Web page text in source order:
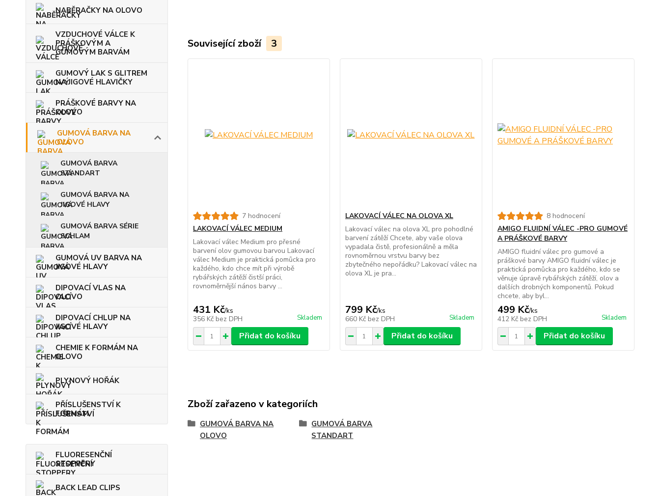
NABĚRAČKY NA OLOVO
VZDUCHOVÉ VÁLCE K
PRÁŠKOVÝM A
GUMOVÝM BARVÁM
GUMOVÝ LAK S GLITREM
NA JIGOVÉ HLAVIČKY
PRÁŠKOVÉ BARVY NA
OLOVO
GUMOVÁ BARVA NA
OLOVO
GUMOVÁ BARVA
STANDART
GUMOVÁ BARVA NA
JIGOVÉ HLAVY
GUMOVÁ BARVA SÉRIE
SCHLAM
GUMOVÁ UV BARVA NA
JIGOVÉ HLAVY
DIPOVACÍ VLAS NA
OLOVO
DIPOVACÍ CHLUP NA
JIGOVÉ HLAVY
CHEMIE K FORMÁM NA
OLOVO
PLYNOVÝ HOŘÁK
PŘÍSLUŠENSTVÍ K
FORMÁM
FLUORESENČNÍ
STOPPERY
BACK LEAD CLIPS
Související zboží 3
7 hodnocení
LAKOVACÍ VÁLEC MEDIUM
Lakovací válec Medium pro přesné
barvení olov gumovou barvou Lakovací
válec Medium je praktická pomůcka pro
každého, kdo chce mít při výrobě
rybářských zátěží čistší práci,
rovnoměrnější nános barvy ...
431 Kč/ks
356 Kč bez DPH Skladem
Přidat do košíku
LAKOVACÍ VÁLEC NA OLOVA XL
Lakovací válec na olova XL pro pohodlné
barvení zátěží Chcete, aby vaše olova
vypadala čistě, profesionálně a měla
rovnoměrnou vrstvu barvy bez
zbytečného nepořádku? Lakovací válec na
olova XL je pra...
799 Kč/ks
660 Kč bez DPH Skladem
Přidat do košíku
8 hodnocení
AMIGO FLUIDNÍ VÁLEC -PRO GUMOVÉ
A PRÁŠKOVÉ BARVY
AMIGO fluidní válec pro gumové a
práškové barvy AMIGO fluidní válec je
praktická pomůcka pro každého, kdo se
věnuje úpravě rybářských zátěží, olov a
dalších drobných komponentů. Pokud
chcete, aby byl...
499 Kč/ks
412 Kč bez DPH Skladem
Přidat do košíku
Zboží zařazeno v kategoriích
GUMOVÁ BARVA NA
OLOVO
GUMOVÁ BARVA
STANDART